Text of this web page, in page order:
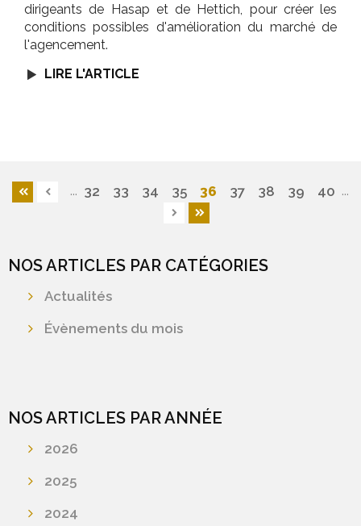
dirigeants de Hasap et de Hettich, pour créer les
conditions possibles d'amélioration du marché de
l'agencement.
LIRE L'ARTICLE
... 32 33 34 35 36 37 38 39 40 ...
NOS ARTICLES PAR CATÉGORIES
Actualités
Évènements du mois
NOS ARTICLES PAR ANNÉE
2026
2025
2024